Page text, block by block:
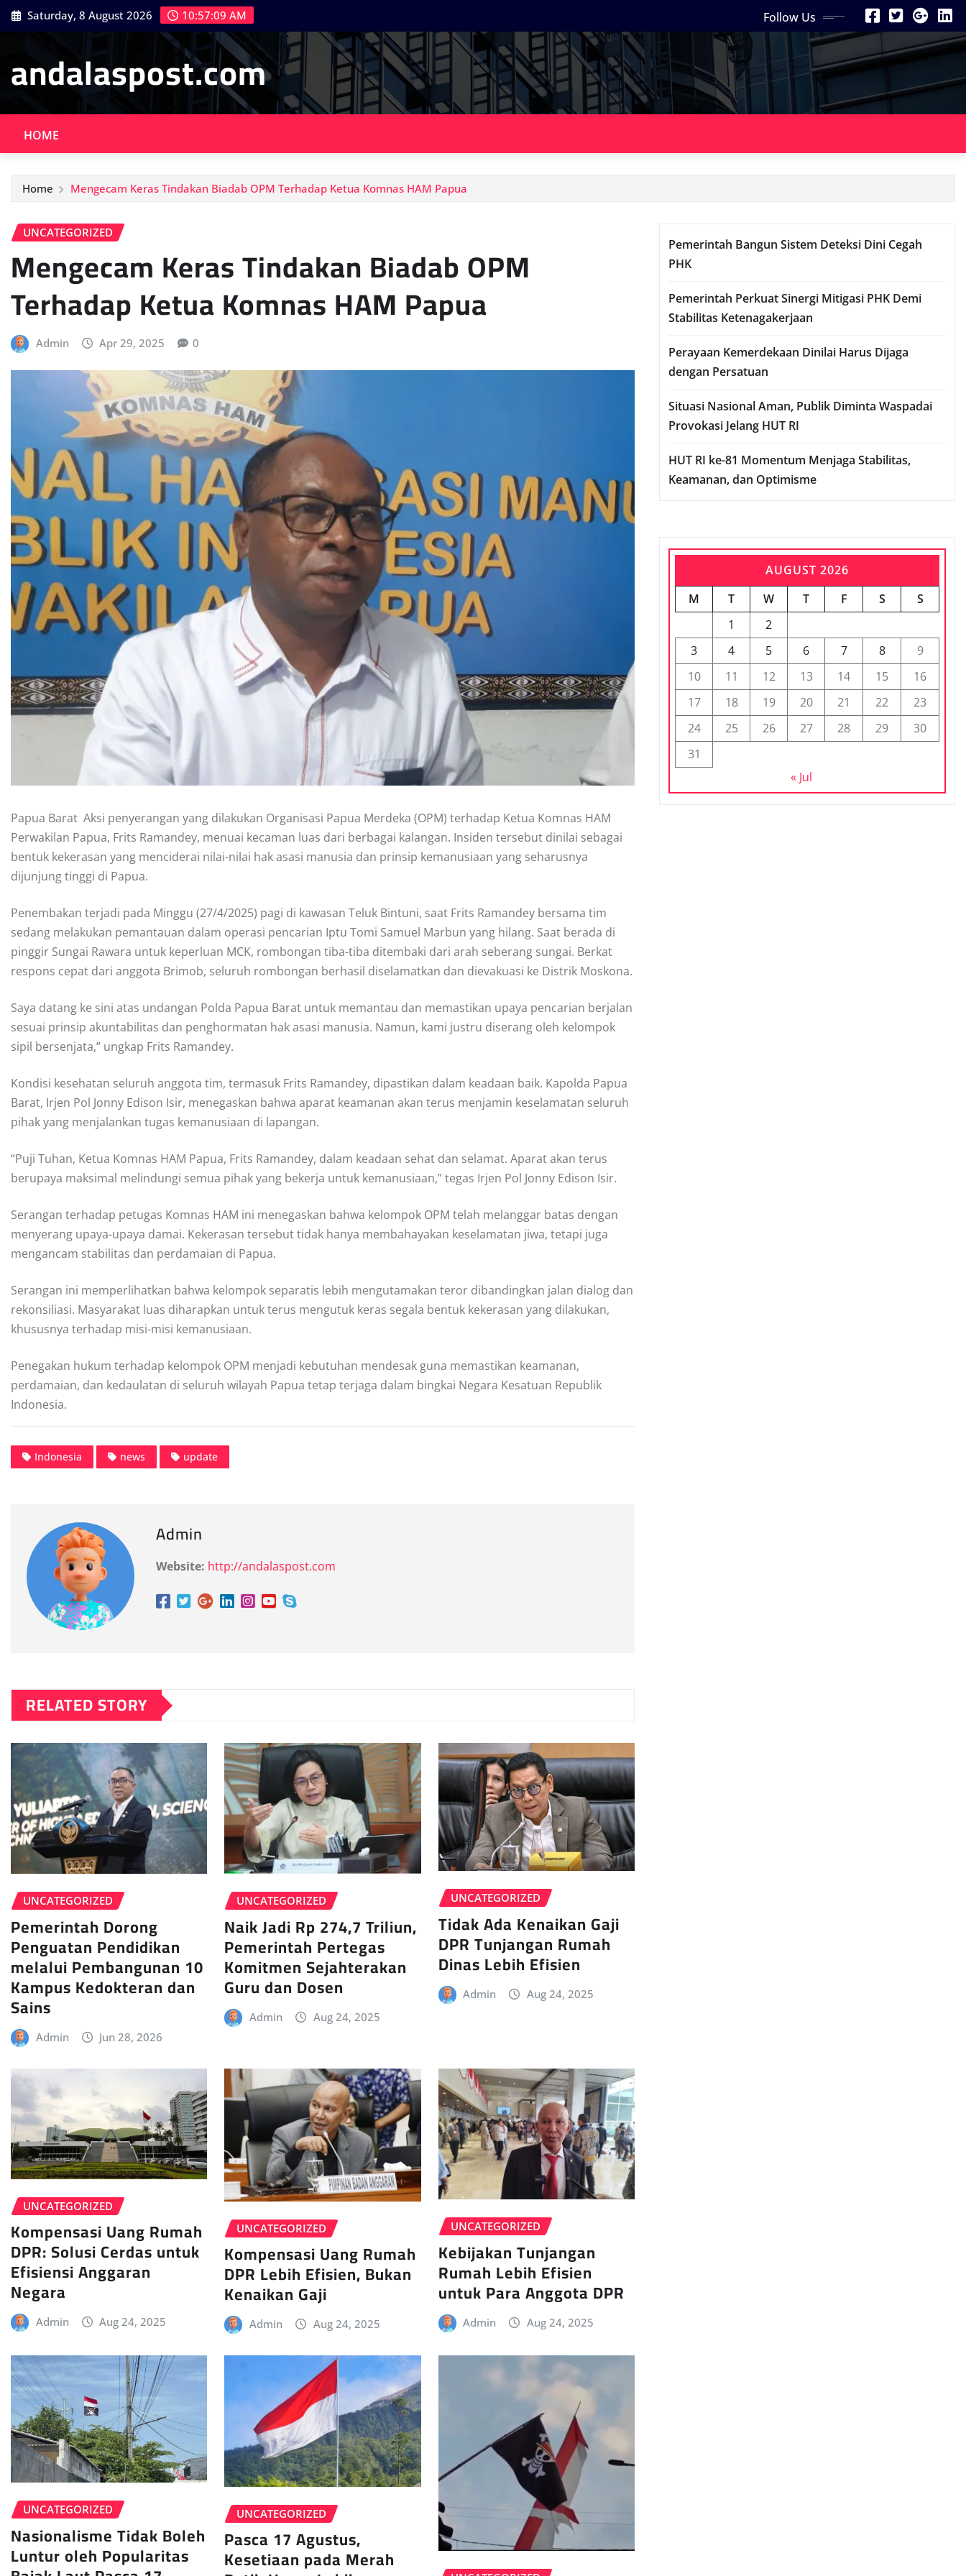
Skip
to
Saturday, 8 August 2026 10:57:11 AM Follow Us
andalaspost.com
HOME
Home Mengecam Keras Tindakan Biadab OPM Terhadap Ketua Komnas HAM Papua
UNCATEGORIZED
Mengecam Keras Tindakan Biadab OPM
Terhadap Ketua Komnas HAM Papua
Admin Apr 29, 2025 0
Papua Barat  Aksi penyerangan yang dilakukan Organisasi Papua Merdeka (OPM) terhadap Ketua Komnas HAM
Perwakilan Papua, Frits Ramandey, menuai kecaman luas dari berbagai kalangan. Insiden tersebut dinilai sebagai
bentuk kekerasan yang menciderai nilai-nilai hak asasi manusia dan prinsip kemanusiaan yang seharusnya
dijunjung tinggi di Papua.
Penembakan terjadi pada Minggu (27/4/2025) pagi di kawasan Teluk Bintuni, saat Frits Ramandey bersama tim
sedang melakukan pemantauan dalam operasi pencarian Iptu Tomi Samuel Marbun yang hilang. Saat berada di
pinggir Sungai Rawara untuk keperluan MCK, rombongan tiba-tiba ditembaki dari arah seberang sungai. Berkat
respons cepat dari anggota Brimob, seluruh rombongan berhasil diselamatkan dan dievakuasi ke Distrik Moskona.
Saya datang ke sini atas undangan Polda Papua Barat untuk memantau dan memastikan upaya pencarian berjalan
sesuai prinsip akuntabilitas dan penghormatan hak asasi manusia. Namun, kami justru diserang oleh kelompok
sipil bersenjata,” ungkap Frits Ramandey.
Kondisi kesehatan seluruh anggota tim, termasuk Frits Ramandey, dipastikan dalam keadaan baik. Kapolda Papua
Barat, Irjen Pol Jonny Edison Isir, menegaskan bahwa aparat keamanan akan terus menjamin keselamatan seluruh
pihak yang menjalankan tugas kemanusiaan di lapangan.
“Puji Tuhan, Ketua Komnas HAM Papua, Frits Ramandey, dalam keadaan sehat dan selamat. Aparat akan terus
berupaya maksimal melindungi semua pihak yang bekerja untuk kemanusiaan,” tegas Irjen Pol Jonny Edison Isir.
Serangan terhadap petugas Komnas HAM ini menegaskan bahwa kelompok OPM telah melanggar batas dengan
menyerang upaya-upaya damai. Kekerasan tersebut tidak hanya membahayakan keselamatan jiwa, tetapi juga
mengancam stabilitas dan perdamaian di Papua.
Serangan ini memperlihatkan bahwa kelompok separatis lebih mengutamakan teror dibandingkan jalan dialog dan
rekonsiliasi. Masyarakat luas diharapkan untuk terus mengutuk keras segala bentuk kekerasan yang dilakukan,
khususnya terhadap misi-misi kemanusiaan.
Penegakan hukum terhadap kelompok OPM menjadi kebutuhan mendesak guna memastikan keamanan,
perdamaian, dan kedaulatan di seluruh wilayah Papua tetap terjaga dalam bingkai Negara Kesatuan Republik
Indonesia.
Indonesia news update
Admin
Website: http://andalaspost.com
RELATED STORY
UNCATEGORIZED
Pemerintah Dorong
Penguatan Pendidikan
melalui Pembangunan 10
Kampus Kedokteran dan
Sains
Admin Jun 28, 2026
UNCATEGORIZED
Naik Jadi Rp 274,7 Triliun,
Pemerintah Pertegas
Komitmen Sejahterakan
Guru dan Dosen
Admin Aug 24, 2025
UNCATEGORIZED
Tidak Ada Kenaikan Gaji
DPR Tunjangan Rumah
Dinas Lebih Efisien
Admin Aug 24, 2025
UNCATEGORIZED
Kompensasi Uang Rumah
DPR: Solusi Cerdas untuk
Efisiensi Anggaran
Negara
Admin Aug 24, 2025
UNCATEGORIZED
Kompensasi Uang Rumah
DPR Lebih Efisien, Bukan
Kenaikan Gaji
Admin Aug 24, 2025
UNCATEGORIZED
Kebijakan Tunjangan
Rumah Lebih Efisien
untuk Para Anggota DPR
Admin Aug 24, 2025
UNCATEGORIZED
Nasionalisme Tidak Boleh
Luntur oleh Popularitas
UNCATEGORIZED
Pasca 17 Agustus,
Kesetiaan pada Merah
Pemerintah Bangun Sistem Deteksi Dini Cegah
PHK
Pemerintah Perkuat Sinergi Mitigasi PHK Demi
Stabilitas Ketenagakerjaan
Perayaan Kemerdekaan Dinilai Harus Dijaga
dengan Persatuan
Situasi Nasional Aman, Publik Diminta Waspadai
Provokasi Jelang HUT RI
HUT RI ke-81 Momentum Menjaga Stabilitas,
Keamanan, dan Optimisme
AUGUST 2026
M
T W T F S
S
1
2
3
4 5 6 7 8
9
10
11 12 13 14 15
16
17
18 19 20 21 22
23
24
25 26 27 28 29
30
31
« Jul